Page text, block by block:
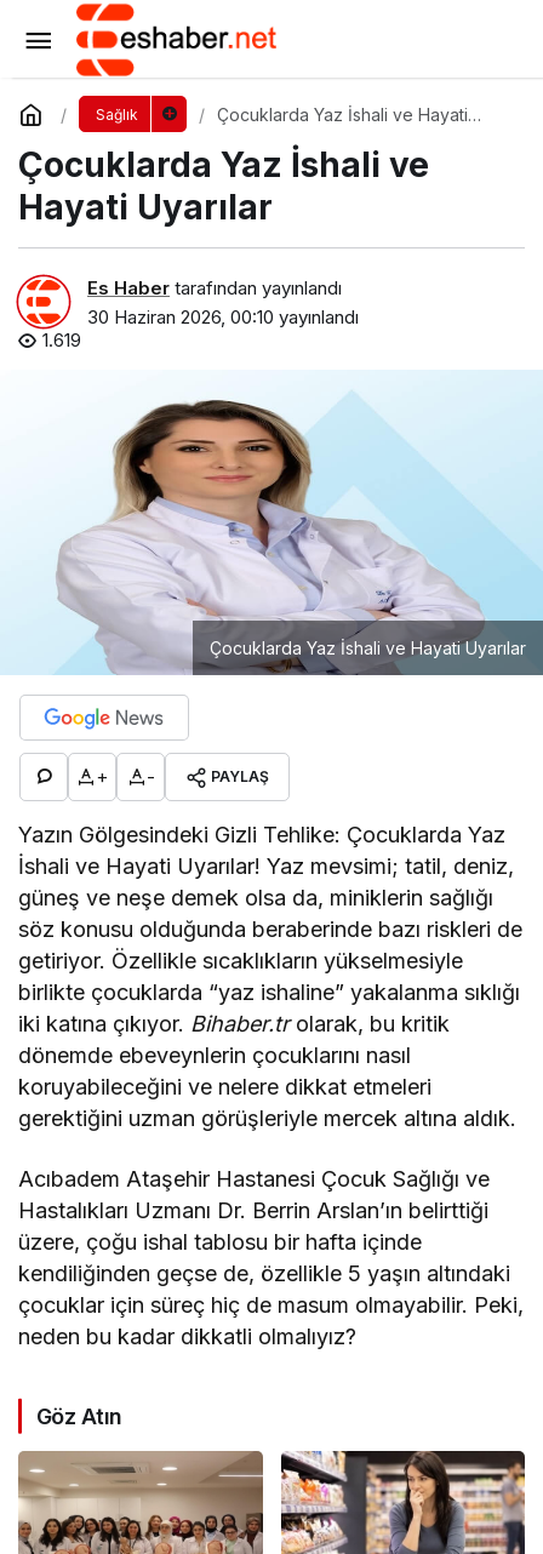
Sağlık
Çocuklarda Yaz İshali ve Hayati
Çocuklarda Yaz İshali ve
Hayati Uyarılar
Es Haber tarafından yayınlandı
30 Haziran 2026, 00:10 yayınlandı
1.619
Çocuklarda Yaz İshali ve Hayati Uyarılar
+ - PAYLAŞ
Yazın Gölgesindeki Gizli Tehlike: Çocuklarda Yaz
İshali ve Hayati Uyarılar! Yaz mevsimi; tatil, deniz,
güneş ve neşe demek olsa da, miniklerin sağlığı
söz konusu olduğunda beraberinde bazı riskleri de
getiriyor. Özellikle sıcaklıkların yükselmesiyle
birlikte çocuklarda “yaz ishaline” yakalanma sıklığı
iki katına çıkıyor. Bihaber.trolarak, bu kritik
dönemde ebeveynlerin çocuklarını nasıl
koruyabileceğini ve nelere dikkat etmeleri
gerektiğini uzman görüşleriyle mercek altına aldık.
Acıbadem Ataşehir Hastanesi Çocuk Sağlığı ve
Hastalıkları Uzmanı Dr. Berrin Arslan’ın belirttiği
üzere, çoğu ishal tablosu bir hafta içinde
kendiliğinden geçse de, özellikle 5 yaşın altındaki
çocuklar için süreç hiç de masum olmayabilir. Peki,
neden bu kadar dikkatli olmalıyız?
Göz Atın
Minik Sporcuların Kalbi
Yorum Yap